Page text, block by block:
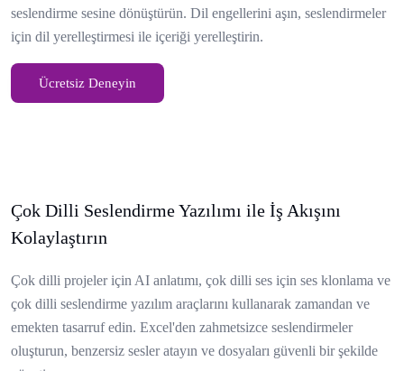
seslendirme sesine dönüştürün. Dil engellerini aşın, seslendirmeler
için dil yerelleştirmesi ile içeriği yerelleştirin.
Ücretsiz Deneyin
Çok Dilli Seslendirme Yazılımı ile İş Akışını
Kolaylaştırın
Çok dilli projeler için AI anlatımı, çok dilli ses için ses klonlama ve
çok dilli seslendirme yazılım araçlarını kullanarak zamandan ve
emekten tasarruf edin. Excel'den zahmetsizce seslendirmeler
oluşturun, benzersiz sesler atayın ve dosyaları güvenli bir şekilde